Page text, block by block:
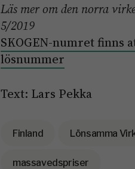
Läs mer om den norra
5/2019
SKOGEN-numret finns
lösnummer
Text: Lars Pekka
Finland Lönsamma
massavedspriser